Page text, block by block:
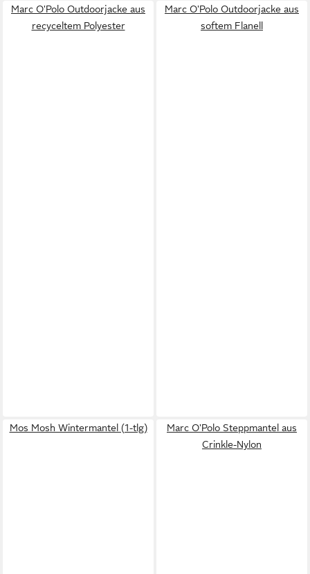
Marc O'Polo Outdoorjacke aus
recyceltem Polyester
Marc O'Polo Outdoorjacke aus
softem Flanell
Mos Mosh Wintermantel (1-tlg)
Marc O'Polo Steppmantel aus
Crinkle-Nylon